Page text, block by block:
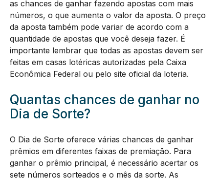
as chances de ganhar fazendo apostas com mais
números, o que aumenta o valor da aposta. O preço
da aposta também pode variar de acordo com a
quantidade de apostas que você deseja fazer. É
importante lembrar que todas as apostas devem ser
feitas em casas lotéricas autorizadas pela Caixa
Econômica Federal ou pelo site oficial da loteria.
Quantas chances de ganhar no
Dia de Sorte?
O Dia de Sorte oferece várias chances de ganhar
prêmios em diferentes faixas de premiação. Para
ganhar o prêmio principal, é necessário acertar os
sete números sorteados e o mês da sorte. As